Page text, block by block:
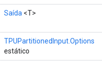
Saída <T>
TPUPartitionedInput.Options
estático